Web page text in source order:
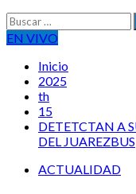
Buscar:
EN VIVO
Inicio
2025
th
15
DETETCTAN A
DEL JUAREZBUS
ACTUALIDAD